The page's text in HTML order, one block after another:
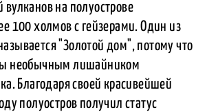
вулканов на полуострове
100 холмов с гейзерами. Один из
"Золотой дом", потому что
необычным лишайником
Благодаря своей красивейшей
полуостров получил статус